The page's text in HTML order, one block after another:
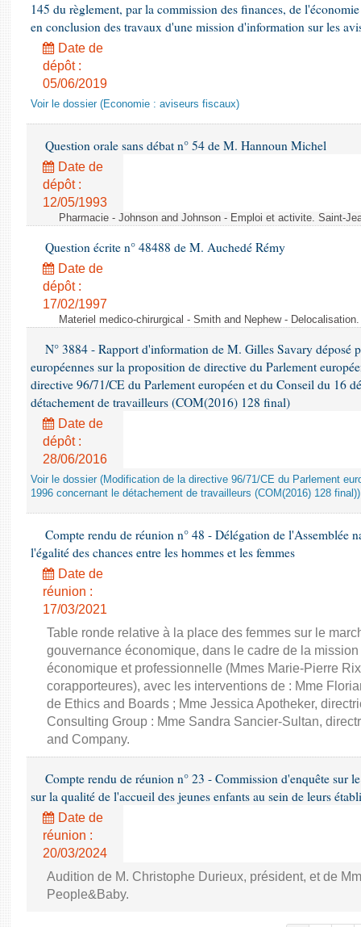
145 du règlement, par la commission des finances, de
en conclusion des travaux d'une mission d'information sur les
Date de
dépôt :
05/06/2019
Voir le dossier (Economie : aviseurs fiscaux)
Question orale sans débat n° 54 de M. Hannoun Michel
Date de
dépôt :
12/05/1993
Pharmacie - Johnson and Johnson - Emploi et activite. Saint-
Question écrite n° 48488 de M. Auchedé Rémy
Date de
dépôt :
17/02/1997
Materiel medico-chirurgical - Smith and Nephew -
N° 3884 - Rapport d'information de M. Gilles Savary déposé
européennes sur la proposition de directive du Parlement
directive 96/71/CE du Parlement européen et du Conseil du 16
détachement de travailleurs (COM(2016) 128 final)
Date de
dépôt :
28/06/2016
Voir le dossier (Modification de la directive 96/71/CE du Parlement
1996 concernant le détachement de travailleurs (COM(2016) 128 final))
Compte rendu de réunion n° 48 - Délégation de l'Assemblée
l'égalité des chances entre les hommes et les femmes
Date de
réunion :
17/03/2021
Table ronde relative à la place des femmes sur le
gouvernance économique, dans le cadre de la
économique et professionnelle (Mmes Marie-Pierre
corapporteures), avec les interventions de : Mme
de Ethics and Boards ; Mme Jessica Apotheker,
Consulting Group : Mme Sandra Sancier-Sultan,
and Company.
Compte rendu de réunion n° 23 - Commission d'enquête sur
sur la qualité de l'accueil des jeunes enfants au sein de leurs
Date de
réunion :
20/03/2024
Audition de M. Christophe Durieux, président, et de
People&Baby.